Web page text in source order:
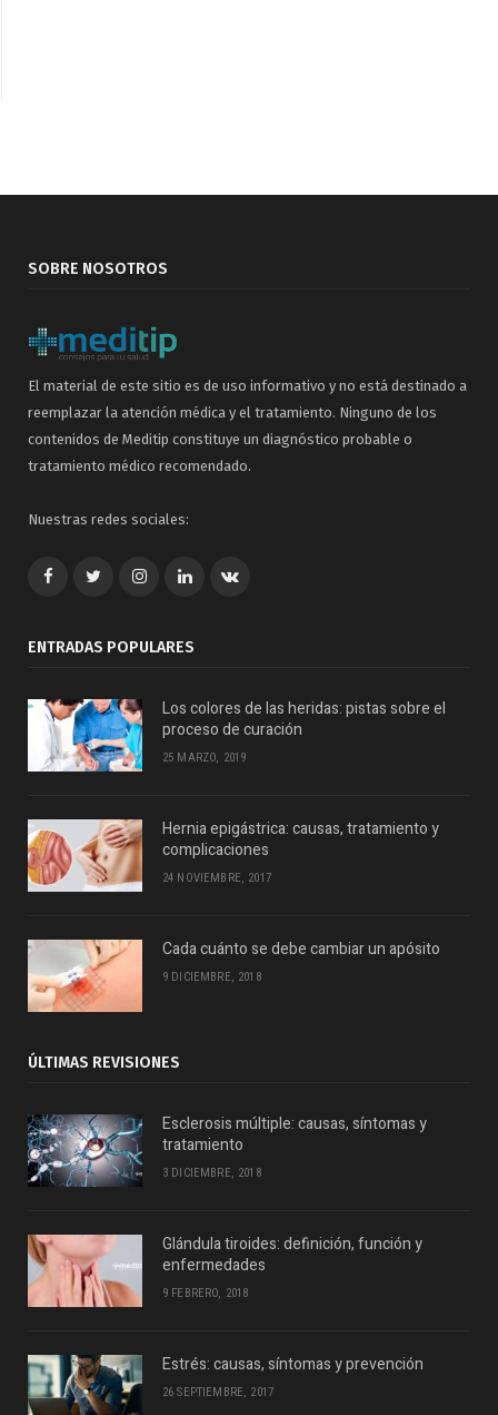
SOBRE NOSOTROS
El material de este sitio es de uso informativo y no está destinado a
reemplazar la atención médica y el tratamiento. Ninguno de los
contenidos de Meditip constituye un diagnóstico probable o
tratamiento médico recomendado.
Nuestras redes sociales:
FacebookTwitterGoogle+LinkedInVK
ENTRADAS POPULARES
Los colores de las heridas: pistas sobre el
proceso de curación
25 MARZO, 2019
Hernia epigástrica: causas, tratamiento y
complicaciones
24 NOVIEMBRE, 2017
Cada cuánto se debe cambiar un apósito
9 DICIEMBRE, 2018
ÚLTIMAS REVISIONES
Esclerosis múltiple: causas, síntomas y
tratamiento
3 DICIEMBRE, 2018
Glándula tiroides: definición, función y
enfermedades
9 FEBRERO, 2018
Estrés: causas, síntomas y prevención
26 SEPTIEMBRE, 2017